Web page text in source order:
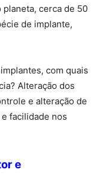
cerca de 50
de implante,
com quais
Alteração dos
e alteração de
facilidade nos
e